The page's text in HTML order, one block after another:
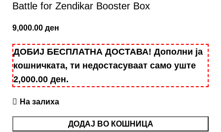
Battle for Zendikar Booster Box
9,000.00 ден
ДОБИЈ БЕСПЛАТНА ДОСТАВА! Дополни ја
кошничката, ти недостасуваат само уште
2,000.00 ден.
На залиха
ДОДАЈ ВО КОШНИЦА